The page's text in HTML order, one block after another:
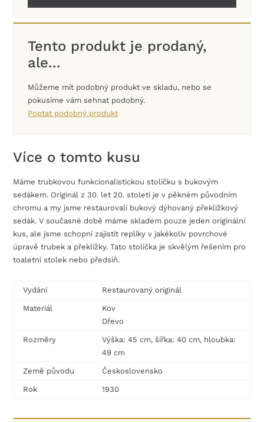
Tento produkt je prodaný,
ale...
Můžeme mít podobný produkt ve skladu, nebo se
pokusíme vám sehnat podobný.
Poptat podobný produkt
Více o tomto kusu
Máme trubkovou funkcionalistickou stoličku s bukovým
sedákem. Originál z 30. let 20. století je v pěkném původním
chromu a my jsme restaurovali bukový dýhovaný překližkový
sedák. V současné době máme skladem pouze jeden originální
kus, ale jsme schopni zajistit repliky v jakékoliv povrchové
úpravě trubek a překližky. Tato stolička je skvělým řešením pro
toaletní stolek nebo předsíň.
Vydání Restaurovaný originál
Materiál
Kov
Dřevo
Rozměry
Výška: 45 cm, šířka: 40 cm, hloubka:
49 cm
Země původu Československo
Rok 1930